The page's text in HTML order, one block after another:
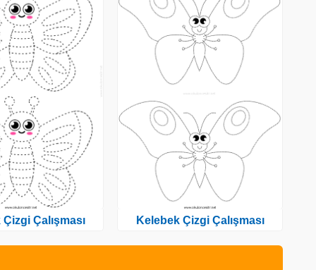
Çalışması Kelebek Çizgi Çalışması